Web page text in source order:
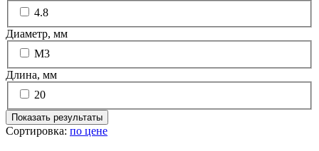
4.8
Диаметр, мм
М3
Длина, мм
20
Показать результаты
Сортировка: по цене